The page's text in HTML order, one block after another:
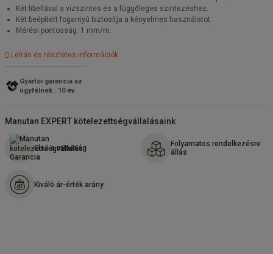
Két libellával a vízszintes és a függőleges szintezéshez.
Két beépített fogantyú biztosítja a kényelmes használatot.
Mérési pontosság: 1 mm/m.
Leírás és részletes információk
Gyártói garancia az
ügyfélnek : 10 év
Manutan EXPERT kötelezettségvállalásaink
Első a minőség
Folyamatos rendelkezésre
állás
Kiváló ár-érték arány